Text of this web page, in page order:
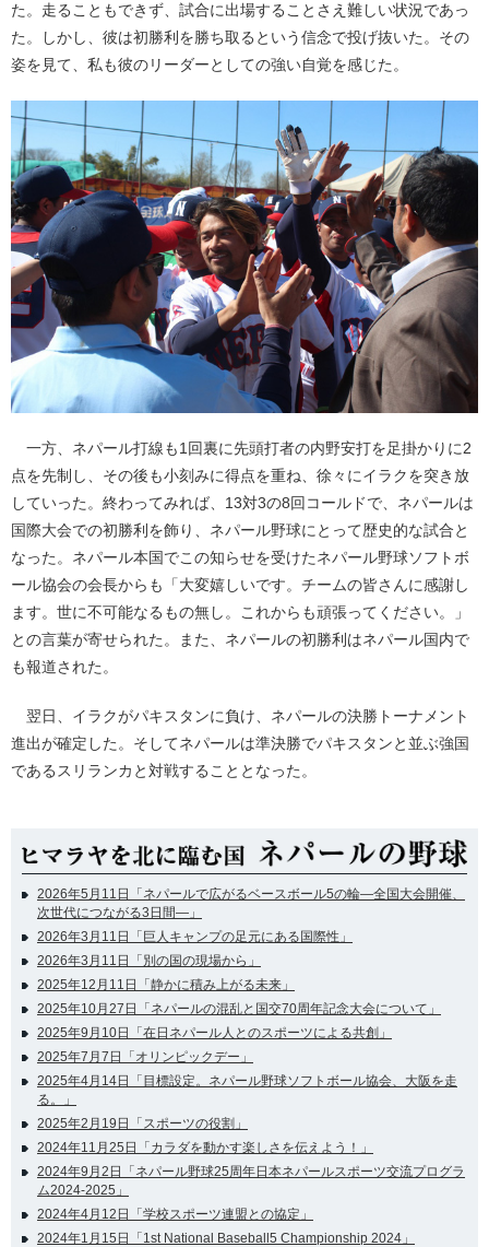
た。走ることもできず、試合に出場することさえ難しい状況であっ
た。しかし、彼は初勝利を勝ち取るという信念で投げ抜いた。その
姿を見て、私も彼のリーダーとしての強い自覚を感じた。
一方、ネパール打線も1回裏に先頭打者の内野安打を足掛かりに2
点を先制し、その後も小刻みに得点を重ね、徐々にイラクを突き放
していった。終わってみれば、13対3の8回コールドで、ネパールは
国際大会での初勝利を飾り、ネパール野球にとって歴史的な試合と
なった。ネパール本国でこの知らせを受けたネパール野球ソフトボ
ール協会の会長からも「大変嬉しいです。チームの皆さんに感謝し
ます。世に不可能なるもの無し。これからも頑張ってください。」
との言葉が寄せられた。また、ネパールの初勝利はネパール国内で
も報道された。
翌日、イラクがパキスタンに負け、ネパールの決勝トーナメント
進出が確定した。そしてネパールは準決勝でパキスタンと並ぶ強国
であるスリランカと対戦することとなった。
2026年5月11日「ネパールで広がるベースボール5の輪―全国大会開催、
次世代につながる3日間―」
2026年3月11日「巨人キャンプの足元にある国際性」
2026年3月11日「別の国の現場から」
2025年12月11日「静かに積み上がる未来」
2025年10月27日「ネパールの混乱と国交70周年記念大会について」
2025年9月10日「在日ネパール人とのスポーツによる共創」
2025年7月7日「オリンピックデー」
2025年4月14日「目標設定。ネパール野球ソフトボール協会、大阪を走
る。」
2025年2月19日「スポーツの役割」
2024年11月25日「カラダを動かす楽しさを伝えよう！」
2024年9月2日「ネパール野球25周年日本ネパールスポーツ交流プログラ
ム2024-2025」
2024年4月12日「学校スポーツ連盟との協定」
2024年1月15日「1st National Baseball5 Championship 2024」